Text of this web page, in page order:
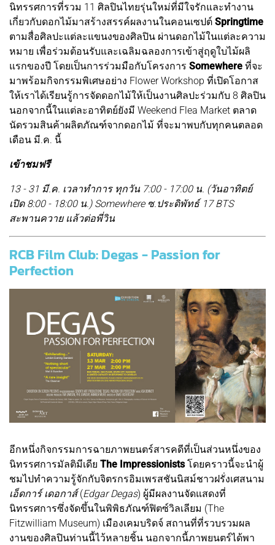
นิทรรศการที่รวม 11 ศิลปินไทยรุ่นใหม่ที่มีใจรักและทำงาน
เกี่ยวกับดอกไม้มาสร้างสรรค์ผลงานในคอนเซปต์ Springtime
ตามสื่อศิลปะแต่ละแขนงของศิลปิน ผ่านดอกไม้ในแต่ละความ
หมาย เพื่อร่วมต้อนรับและเฉลิมฉลองการเข้าสู่ฤดูใบไม้ผลิ
แรกของปี โดยเป็นการร่วมมือกับโครงการ Somewhere ที่จะ
มาพร้อมกิจกรรมพิเศษอย่าง Flower Workshop ที่เปิดโอกาส
ให้เราได้เรียนรู้การจัดดอกไม้ให้เป็นงานศิลปะร่วมกับ 8 ศิลปิน
นอกจากนี้ในแต่ละอาทิตย์ยังมี Weekend Flea Market ตลาด
นัดรวมสินค้าผลิตภัณฑ์จากดอกไม้ ที่จะมาพบกับทุกคนตลอด
เดือน มี.ค. นี้
เข้าชมฟรี
13 - 31 มี.ค. เวลาทำการ ทุกวัน 7:00 - 17:00 น. (วันอาทิตย์
เปิด 8:00 - 18:00 น.) Somewhere ซ.ประดิพัทธ์ 17 BTS
สะพานควาย แล้วต่อพี่วิน
RCB Film Club: Degas - Passion for
Perfection
อีกหนึ่งกิจกรรมการฉายภาพยนตร์สารคดีที่เป็นส่วนหนึ่งของ
นิทรรศการมัลติมีเดีย The Impressionistsโดยคราวนี้จะนำผู้
ชมไปทำความรู้จักกับจิตรกรอิมเพรสชันนิสม์ชาวฝรั่งเศสนาม
เอ็ดการ์ เดอกาส์(Edgar Degas) ผู้มีผลงานจัดแสดงที่
นิทรรศการซึ่งจัดขึ้นในพิพิธภัณฑ์ฟิตซ์วิลเลียม (The
Fitzwilliam Museum) เมืองเคมบริดจ์ สถานที่ที่รวบรวมผล
งานของศิลปินท่านนี้ไว้หลายชิ้น นอกจากนี้ภาพยนตร์ได้พา